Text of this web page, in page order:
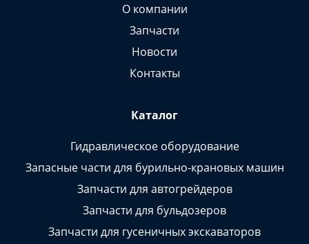
О компании
Запчасти
Новости
Контакты
Каталог
Гидравлическое оборудование
Запасные части для бурильно-крановых машин
Запчасти для автогрейдеров
Запчасти для бульдозеров
Запчасти для гусеничных экскаваторов